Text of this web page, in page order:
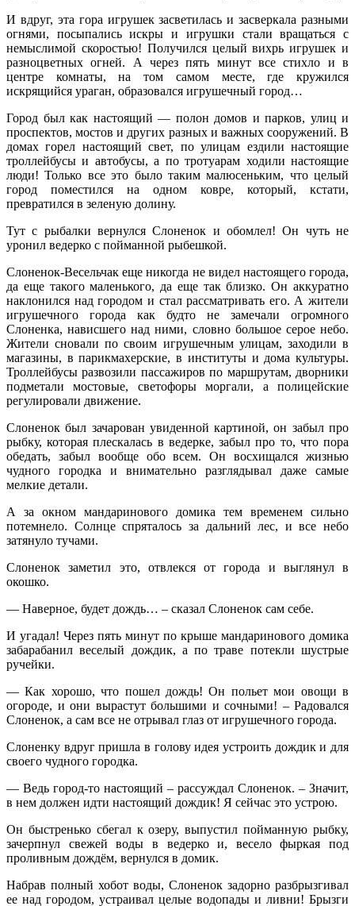
И вдруг, эта гора игрушек засветилась и засверкала разными
огнями, посыпались искры и игрушки стали вращаться с
немыслимой скоростью! Получился целый вихрь игрушек и
разноцветных огней. А через пять минут все стихло и в
центре комнаты, на том самом месте, где кружился
искрящийся ураган, образовался игрушечный город…
Город был как настоящий — полон домов и парков, улиц и
проспектов, мостов и других разных и важных сооружений. В
домах горел настоящий свет, по улицам ездили настоящие
троллейбусы и автобусы, а по тротуарам ходили настоящие
люди! Только все это было таким малюсеньким, что целый
город поместился на одном ковре, который, кстати,
превратился в зеленую долину.
Тут с рыбалки вернулся Слоненок и обомлел! Он чуть не
уронил ведерко с пойманной рыбешкой.
Слоненок-Весельчак еще никогда не видел настоящего города,
да еще такого маленького, да еще так близко. Он аккуратно
наклонился над городом и стал рассматривать его. А жители
игрушечного города как будто не замечали огромного
Слоненка, нависшего над ними, словно большое серое небо.
Жители сновали по своим игрушечным улицам, заходили в
магазины, в парикмахерские, в институты и дома культуры.
Троллейбусы развозили пассажиров по маршрутам, дворники
подметали мостовые, светофоры моргали, а полицейские
регулировали движение.
Слоненок был зачарован увиденной картиной, он забыл про
рыбку, которая плескалась в ведерке, забыл про то, что пора
обедать, забыл вообще обо всем. Он восхищался жизнью
чудного городка и внимательно разглядывал даже самые
мелкие детали.
А за окном мандаринового домика тем временем сильно
потемнело. Солнце спряталось за дальний лес, и все небо
затянуло тучами.
Слоненок заметил это, отвлекся от города и выглянул в
окошко.
— Наверное, будет дождь… – сказал Слоненок сам себе.
И угадал! Через пять минут по крыше мандаринового домика
забарабанил веселый дождик, а по траве потекли шустрые
ручейки.
— Как хорошо, что пошел дождь! Он польет мои овощи в
огороде, и они вырастут большими и сочными! – Радовался
Слоненок, а сам все не отрывал глаз от игрушечного города.
Слоненку вдруг пришла в голову идея устроить дождик и для
своего чудного городка.
— Ведь город-то настоящий – рассуждал Слоненок. – Значит,
в нем должен идти настоящий дождик! Я сейчас это устрою.
Он быстренько сбегал к озеру, выпустил пойманную рыбку,
зачерпнул свежей воды в ведерко и, весело фыркая под
проливным дождём, вернулся в домик.
Набрав полный хобот воды, Слоненок задорно разбрызгивал
ее над городом, устраивал целые водопады и ливни! Брызги